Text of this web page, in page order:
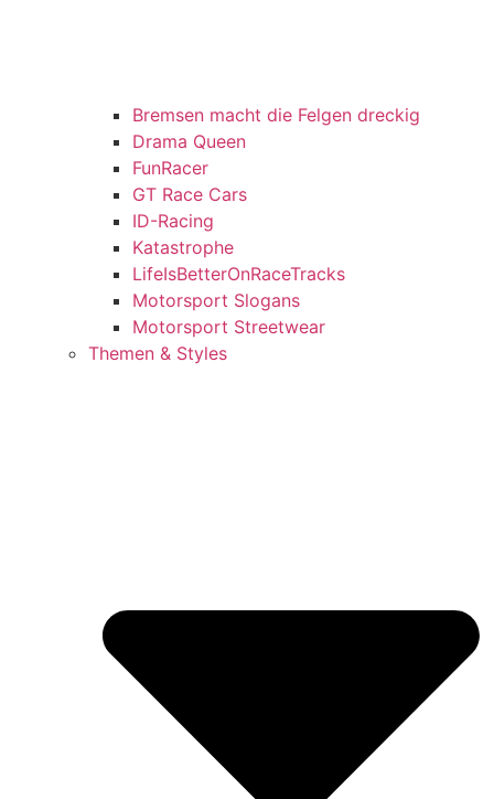
Bremsen macht die Felgen dreckig
Drama Queen
FunRacer
GT Race Cars
ID-Racing
Katastrophe
LifeIsBetterOnRaceTracks
Motorsport Slogans
Motorsport Streetwear
Themen & Styles